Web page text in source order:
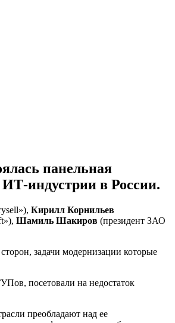
панельная
ИТ-индустрии в России.
Кирилл Корнильев
Шамиль Шакиров (президент ЗАО
задачи модернизации которые
посетовали на недостаток
преобладают над ее